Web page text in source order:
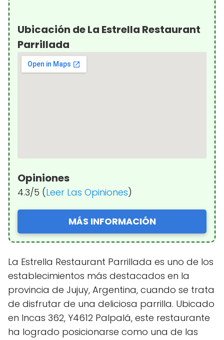
Ubicación de La Estrella Restaurant
Parrillada
Opiniones
4.3/5 (Leer Las Opiniones)
MÁS INFORMACIÓN
La Estrella Restaurant Parrillada es uno de los
establecimientos más destacados en la
provincia de Jujuy, Argentina, cuando se trata
de disfrutar de una deliciosa parrilla. Ubicado
en Incas 362, Y4612 Palpalá, este restaurante
ha logrado posicionarse como una de las